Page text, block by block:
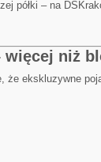
półki – na
więcej niż
że ekskluzywne